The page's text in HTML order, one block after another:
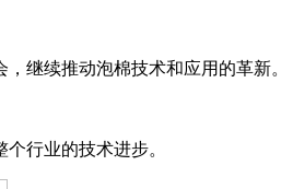
继续推动泡棉技术和应用的革新。
行业的技术进步。